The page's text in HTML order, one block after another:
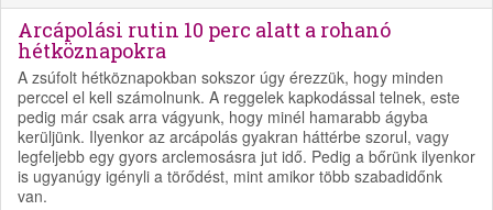
Arcápolási rutin 10 perc alatt a rohanó
hétköznapokra
A zsúfolt hétköznapokban sokszor úgy érezzük, hogy minden
perccel el kell számolnunk. A reggelek kapkodással telnek, este
pedig már csak arra vágyunk, hogy minél hamarabb ágyba
kerüljünk. Ilyenkor az arcápolás gyakran háttérbe szorul, vagy
legfeljebb egy gyors arclemosásra jut idő. Pedig a bőrünk ilyenkor
is ugyanúgy igényli a törődést, mint amikor több szabadidőnk
van.